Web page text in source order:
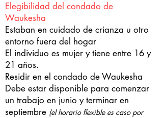
Elegibilidad del condado de
Waukesha
Estaban en cuidado de crianza u otro
entorno fuera del hogar
El individuo es mujer y tiene entre 16 y
21 años.
Residir en el condado de Waukesha
Debe estar disponible para comenzar
un trabajo en junio y terminar en
septiembre (el horario flexible es caso por